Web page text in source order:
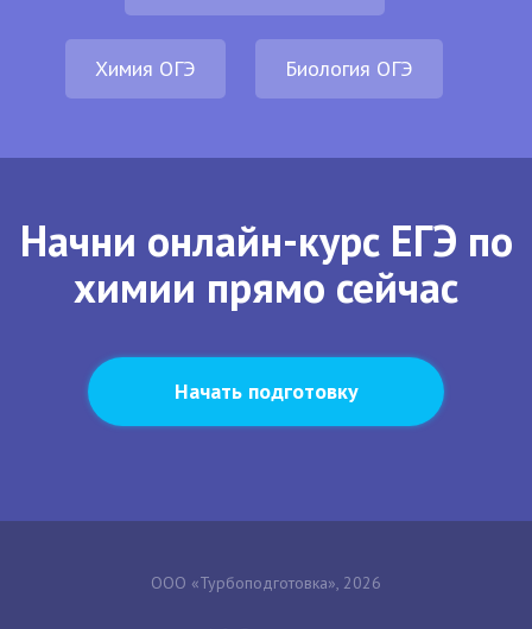
Химия ОГЭ Биология ОГЭ
Начни онлайн-курс ЕГЭ по
химии прямо сейчас
Начать подготовку
ООО «Турбоподготовка», 2026